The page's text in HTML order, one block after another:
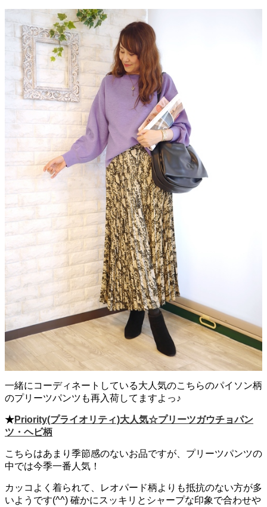
一緒にコーディネートしている大人気のこちらのパイソン柄
のプリーツパンツも再入荷してますよっ♪
★Priority(プライオリティ)大人気☆プリーツガウチョパン
ツ・ヘビ柄
こちらはあまり季節感のないお品ですが、プリーツパンツの
中では今季一番人気！
カッコよく着られて、レオパード柄よりも抵抗のない方が多
いようです(^^) 確かにスッキリとシャープな印象で合わせや